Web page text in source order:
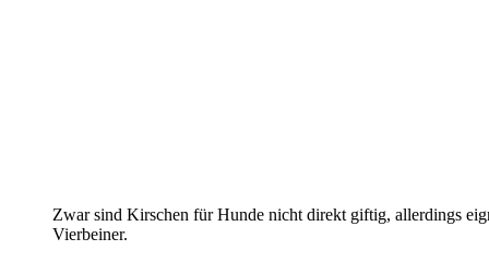
Zwar sind Kirschen für Hunde nicht direkt giftig, allerdings
Vierbeiner.